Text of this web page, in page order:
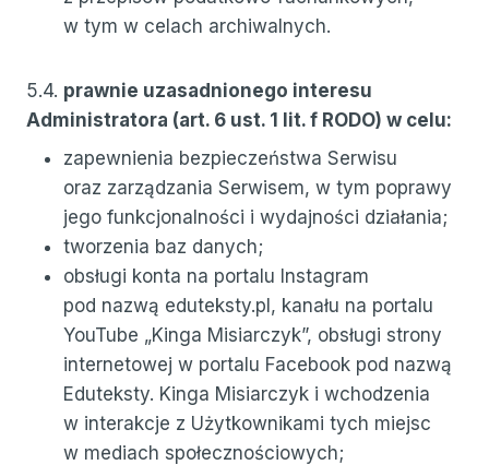
w tym w celach archiwalnych.
5.4. prawnie uzasadnionego interesu
Administratora (art. 6 ust. 1 lit. f RODO) w celu:
zapewnienia bezpieczeństwa Serwisu
oraz zarządzania Serwisem, w tym poprawy
jego funkcjonalności i wydajności działania;
tworzenia baz danych;
obsługi konta na portalu Instagram
pod nazwą eduteksty.pl, kanału na portalu
YouTube „Kinga Misiarczyk”, obsługi strony
internetowej w portalu Facebook pod nazwą
Eduteksty. Kinga Misiarczyk i wchodzenia
w interakcje z Użytkownikami tych miejsc
w mediach społecznościowych;